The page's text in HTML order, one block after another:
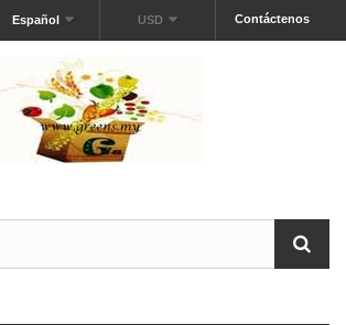
Contáctenos
USD
Español